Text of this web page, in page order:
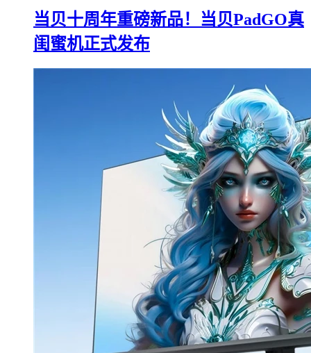
当贝十周年重磅新品！当贝PadGO真
闺蜜机正式发布